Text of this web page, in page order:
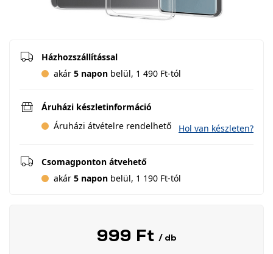
Házhozszállítással
akár 5 napon belül, 1 490 Ft-tól
Áruházi készletinformáció
Áruházi átvételre rendelhető
Hol van készleten?
Csomagponton átvehető
akár 5 napon belül, 1 190 Ft-tól
999 Ft / db